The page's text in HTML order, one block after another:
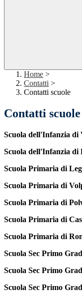
Home >
Contatti >
Contatti scuole
Contatti scuole
Scuola dell'Infanzia di
Scuola dell'Infanzia di
Scuola Primaria di
Scuola Primaria di
Scuola Primaria di
Scuola Primaria di
Scuola Primaria di
Scuola Sec Primo
Scuola Sec Primo
Scuola Sec Primo